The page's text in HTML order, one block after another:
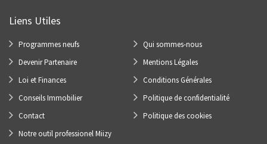
Liens Utiles
Programmes neufs
Devenir Partenaire
Loi et Finances
Conseils Immobilier
Contact
Notre outil professionel Miizy
Qui sommes-nous
Mentions Légales
Conditions Générales
Politique de confidentialité
Politique des cookies